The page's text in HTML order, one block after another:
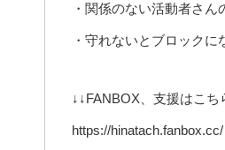
・関係のない活動者さ
・守れないとブロック
↓↓FANBOX、支援はこち
https://hinatach.fanbox.cc/